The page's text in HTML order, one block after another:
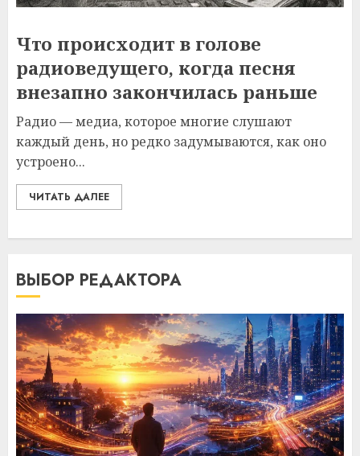
Что происходит в голове
радиоведущего, когда песня
внезапно закончилась раньше
Радио — медиа, которое многие слушают
каждый день, но редко задумываются, как оно
устроено...
ЧИТАТЬ ДАЛЕЕ
ВЫБОР РЕДАКТОРА